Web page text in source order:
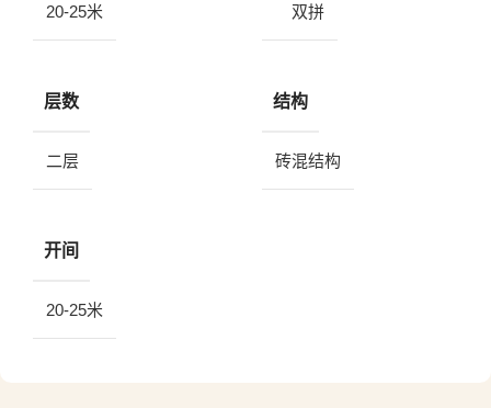
20-25米
双拼
层数
二层
结构
砖混结构
开间
20-25米